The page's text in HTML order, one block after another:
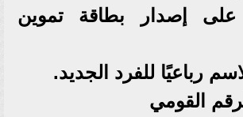
إصدار بطاقة تموين
رباعيًا للفرد الجديد.
القومي